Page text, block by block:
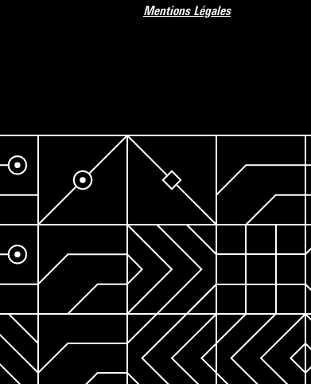
Mentions Légales